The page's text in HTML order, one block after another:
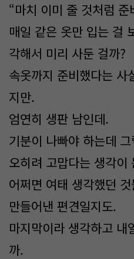
“마치 이미 줄 것처럼
매일 같은 옷만 입는 걸
각해서 미리 사둔 걸까?
속옷까지 준비했다는 사
지만.
엄연히 생판 남인데.
기분이 나빠야 하는데
오히려 고맙다는 생각이
어쩌면 여태 생각했던
만들어낸 편견일지도.
마지막이라 생각하고
까.